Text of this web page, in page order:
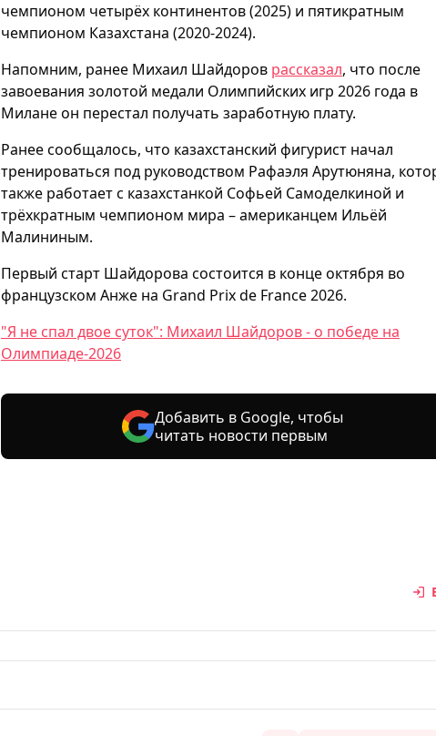
чемпионом четырёх континентов (2025) и пятикратным
чемпионом Казахстана (2020-2024).
Напомним, ранее Михаил Шайдоров рассказал, что после
завоевания золотой медали Олимпийских игр 2026 года в
Милане он перестал получать заработную плату.
Ранее сообщалось, что казахстанский фигурист начал
тренироваться под руководством Рафаэля Арутюняна,
также работает с казахстанкой Софьей Самоделкиной и
трёхкратным чемпионом мира – американцем Ильёй
Малининым.
Первый старт Шайдорова состоится в конце октября во
французском Анже на Grand Prix de France 2026.
"Я не спал двое суток": Михаил Шайдоров - о победе на
Олимпиаде-2026
Добавить в Google, чтобы
читать новости первым